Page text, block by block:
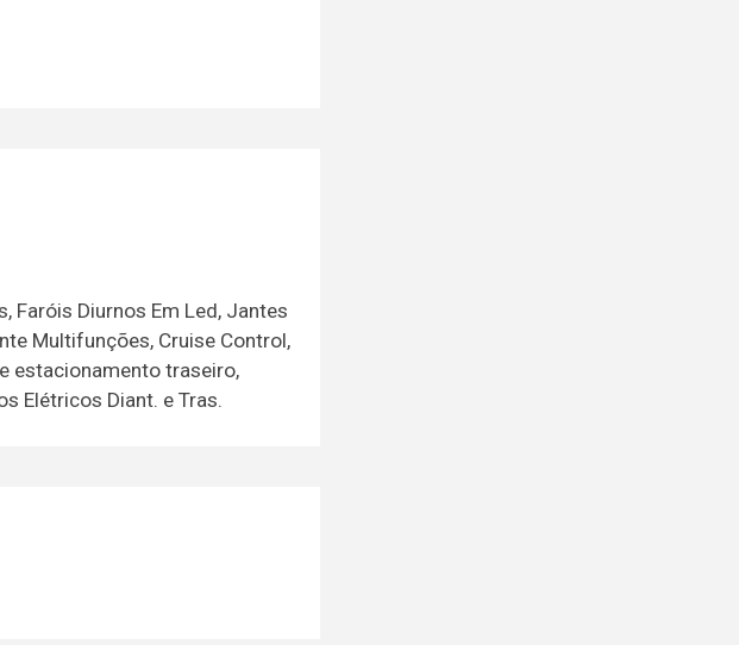
Faróis Diurnos Em Led, Jantes
Multifunções, Cruise Control,
estacionamento traseiro,
Elétricos Diant. e Tras.